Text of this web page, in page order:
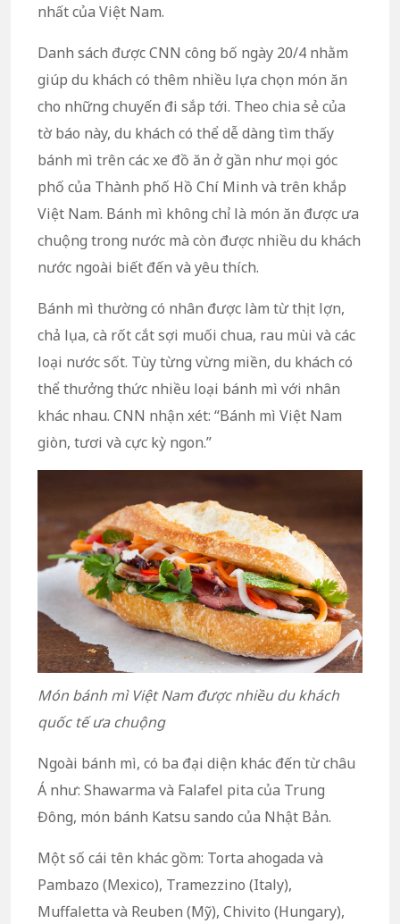
nhất của Việt Nam.
Danh sách được CNN công bố ngày 20/4 nhằm
giúp du khách có thêm nhiều lựa chọn món ăn
cho những chuyến đi sắp tới. Theo chia sẻ của
tờ báo này, du khách có thể dễ dàng tìm thấy
bánh mì trên các xe đồ ăn ở gần như mọi góc
phố của Thành phố Hồ Chí Minh và trên khắp
Việt Nam. Bánh mì không chỉ là món ăn được ưa
chuộng trong nước mà còn được nhiều du khách
nước ngoài biết đến và yêu thích.
Bánh mì thường có nhân được làm từ thịt lợn,
chả lụa, cà rốt cắt sợi muối chua, rau mùi và các
loại nước sốt. Tùy từng vừng miền, du khách có
thể thưởng thức nhiều loại bánh mì với nhân
khác nhau. CNN nhận xét: “Bánh mì Việt Nam
giòn, tươi và cực kỳ ngon.”
Món bánh mì Việt Nam được nhiều du khách
quốc tế ưa chuộng
Ngoài bánh mì, có ba đại diện khác đến từ châu
Á như: Shawarma và Falafel pita của Trung
Đông, món bánh Katsu sando của Nhật Bản.
Một số cái tên khác gồm: Torta ahogada và
Pambazo (Mexico), Tramezzino (Italy),
Muffaletta và Reuben (Mỹ), Chivito (Hungary),